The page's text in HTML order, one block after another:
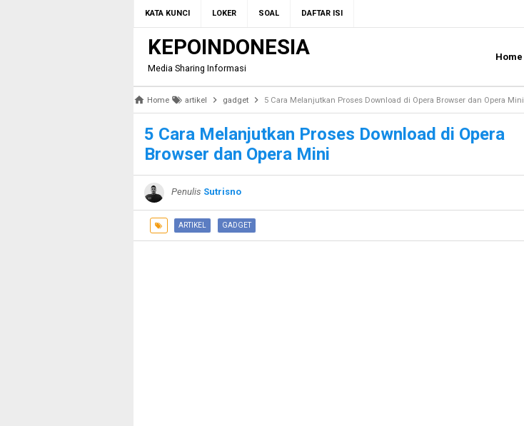
KATA KUNCI LOKER SOAL DAFTAR ISI
KEPOINDONESIA
Media Sharing Informasi
Home
Home artikel gadget 5 Cara Melanjutkan Proses Download di Opera Browser dan Opera Mini
5 Cara Melanjutkan Proses Download di Opera
Browser dan Opera Mini
Penulis Sutrisno
ARTIKEL GADGET